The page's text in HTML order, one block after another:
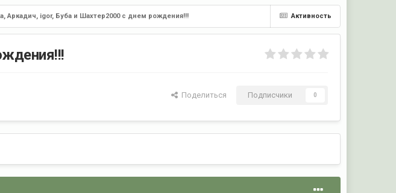
Активность
Аркадич, igor, Буба и Шахтер2000 с днем рождения!!!
Поделиться Подписчики 0